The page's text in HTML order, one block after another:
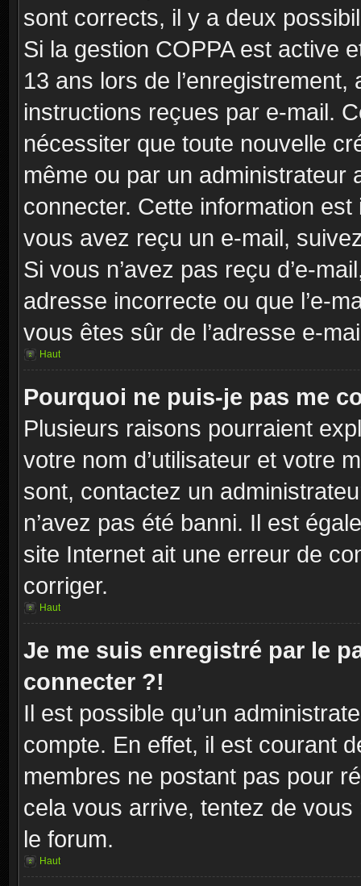
sont corrects, il y a deux
Si la gestion COPPA est active
13 ans lors de
instructions reçues par e-mail.
nécessiter que toute nouvelle
même ou par un administrateur
connecter. Cette information
vous avez reçu un e-mail,
Si vous n’avez pas reçu d’e-
adresse incorrecte ou que l’e-
vous êtes sûr de l’adresse e-
Haut
Pourquoi ne puis-je pas me
Plusieurs raisons pourraient
votre nom d’utilisateur et votre
sont, contactez un
n’avez pas été banni. Il est
site Internet ait une erreur de
corriger.
Haut
Je me suis enregistré par le
connecter ?!
Il est possible qu’un
compte. En effet, il est courant
membres ne postant pas pour
cela vous arrive, tentez de
le forum.
Haut